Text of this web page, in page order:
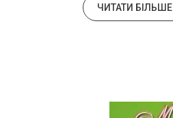
ЧИТАТИ БІЛЬШЕ